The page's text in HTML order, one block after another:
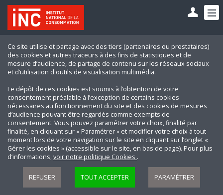
Ce site utilise et partage avec des tiers (partenaires ou prestataires)
des cookies et autres traceurs à des fins de statistiques et de
mesure d’audience, de partage de contenu sur les réseaux sociaux
et d’utilisation d'outils de visualisation multimédia.
Le dépôt de ces cookies est soumis à l’obtention de votre
consentement préalable à l’exception de certains cookies
nécessaires au fonctionnement du site et des cookies de mesures
d’audience pouvant être regardés comme exempts de
consentement. Vous pouvez paramétrer votre choix, finalité par
finalité, en cliquant sur « Paramétrer » et modifier votre choix à tout
moment lors de votre navigation sur le site en cliquant sur l’onglet «
Gérer les cookies » (accessible sur le site, en bas de page). Pour plus
d’informations,voir notre politique Cookies .
REFUSER TOUT ACCEPTER PARAMÉTRER